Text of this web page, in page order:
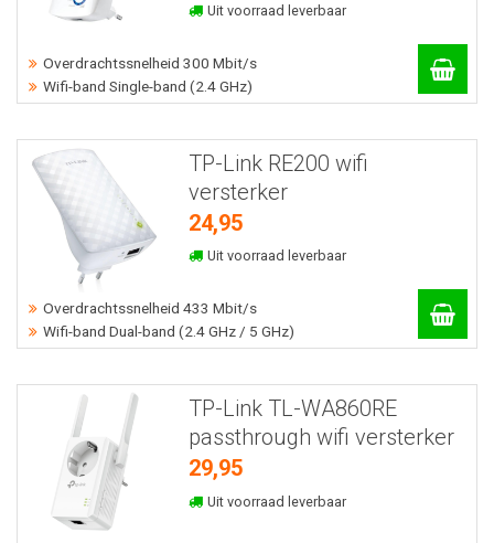
Uit voorraad leverbaar
Overdrachtssnelheid 300 Mbit/s
Wifi-band Single-band (2.4 GHz)
TP-Link RE200 wifi
versterker
24,95
Uit voorraad leverbaar
Overdrachtssnelheid 433 Mbit/s
Wifi-band Dual-band (2.4 GHz / 5 GHz)
TP-Link TL-WA860RE
passthrough wifi versterker
29,95
Uit voorraad leverbaar